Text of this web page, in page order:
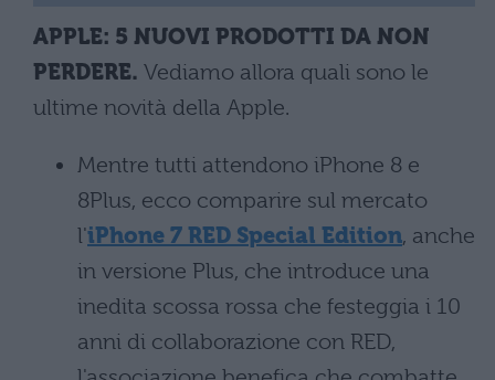
APPLE: 5 NUOVI PRODOTTI DA NON
PERDERE. Vediamo allora quali sono le
ultime novità della Apple.
Mentre tutti attendono iPhone 8 e
8Plus, ecco comparire sul mercato
l'iPhone 7 RED Special Edition, anche
in versione Plus, che introduce una
inedita scossa rossa che festeggia i 10
anni di collaborazione con RED,